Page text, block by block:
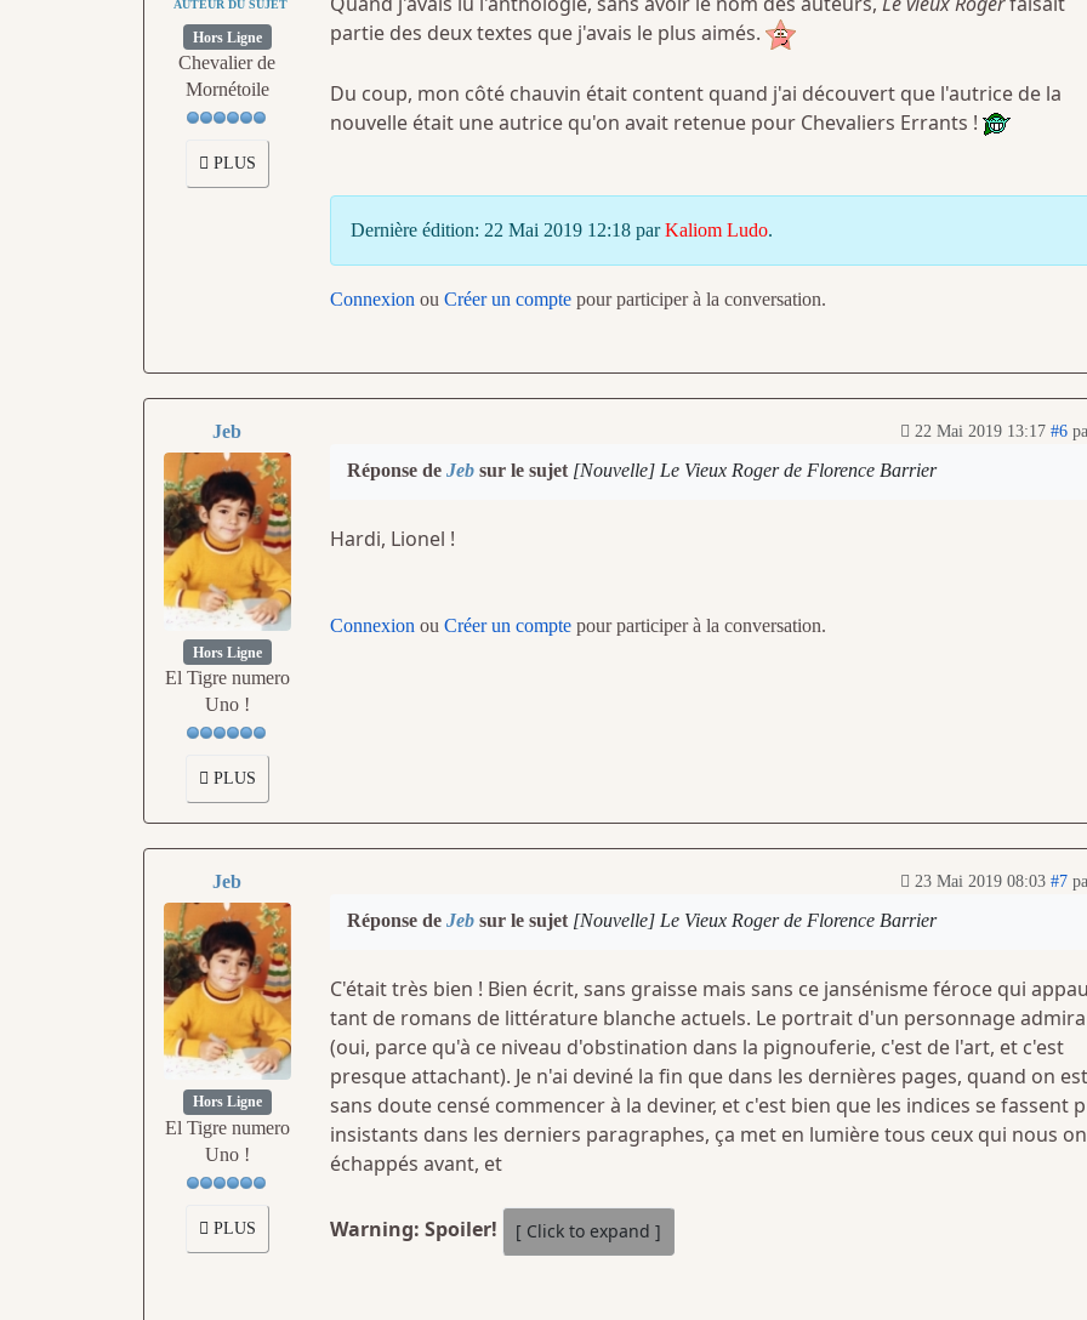
AUTEUR DU SUJET
Hors Ligne
Chevalier de
Mornétoile
PLUS
partie des deux textes que j'avais le plus aimés.
Du coup, mon côté chauvin était content quand j'ai découvert que l'autrice de la
nouvelle était une autrice qu'on avait retenue pour Chevaliers Errants !
Dernière édition: 22 Mai 2019 12:18 parKaliom Ludo.
Connexion ou Créer un comptepour participer à la conversation.
Jeb
Hors Ligne
El Tigre numero
Uno !
PLUS
22 Mai 2019 13:17 #6
Réponse de Jebsur le sujet [Nouvelle] Le Vieux Roger de Florence Barrier
Hardi, Lionel !
Connexion ou Créer un comptepour participer à la conversation.
Jeb
Hors Ligne
El Tigre numero
Uno !
PLUS
23 Mai 2019 08:03 #7
Réponse de Jebsur le sujet [Nouvelle] Le Vieux Roger de Florence Barrier
C'était très bien ! Bien écrit, sans graisse mais sans ce jansénisme féroce qui
tant de romans de littérature blanche actuels. Le portrait d'un personnage
(oui, parce qu'à ce niveau d'obstination dans la pignouferie, c'est de l'art, et c'est
presque attachant). Je n'ai deviné la fin que dans les dernières pages, quand on est
sans doute censé commencer à la deviner, et c'est bien que les indices se fassent
insistants dans les derniers paragraphes, ça met en lumière tous ceux qui nous
échappés avant, et
Warning: Spoiler!